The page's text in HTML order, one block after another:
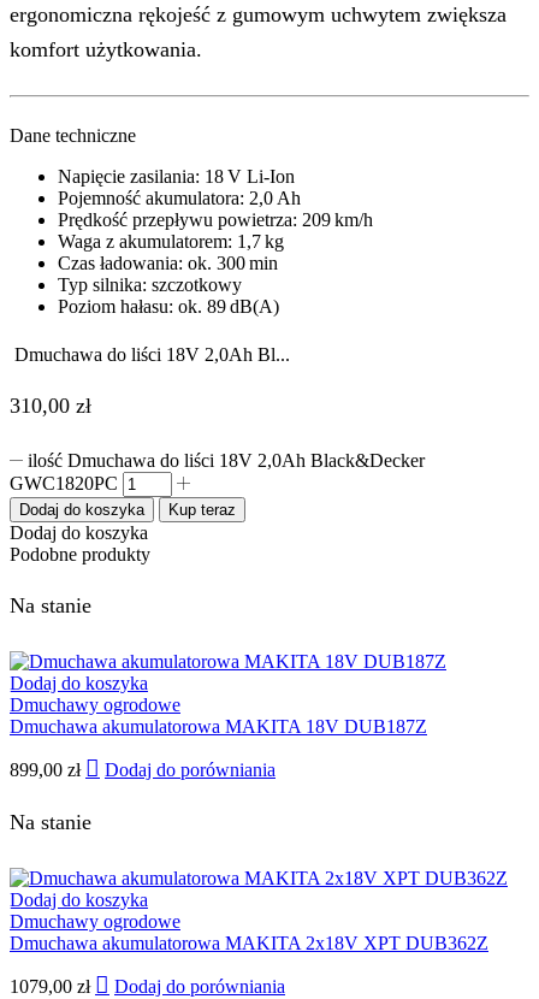
ergonomiczna rękojeść z gumowym uchwytem zwiększa
komfort użytkowania.
Dane techniczne
Napięcie zasilania: 18 V Li‑Ion
Pojemność akumulatora: 2,0 Ah
Prędkość przepływu powietrza: 209 km/h
Waga z akumulatorem: 1,7 kg
Czas ładowania: ok. 300 min
Typ silnika: szczotkowy
Poziom hałasu: ok. 89 dB(A)
Dmuchawa do liści 18V 2,0Ah Bl...
310,00 zł
ilość Dmuchawa do liści 18V 2,0Ah Black&Decker
GWC1820PC
Dodaj do koszyka Kup teraz
Dodaj do koszyka
Podobne produkty
Na stanie
Dodaj do koszyka
Dmuchawy ogrodowe
Dmuchawa akumulatorowa MAKITA 18V DUB187Z
899,00 zł Dodaj do porówniania
Na stanie
Dodaj do koszyka
Dmuchawy ogrodowe
Dmuchawa akumulatorowa MAKITA 2x18V XPT DUB362Z
1079,00 zł Dodaj do porówniania